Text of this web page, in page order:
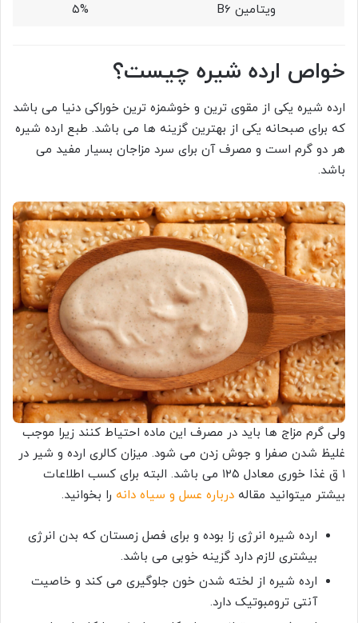
ویتامین B6
۵%
خواص ارده شیره چیست؟
ارده شیره یکی از مقوی ترین و خوشمزه ترین خوراکی دنیا می باشد
که برای صبحانه یکی از بهترین گزینه ها می باشد. طبع ارده شیره
هر دو گرم است و مصرف آن برای سرد مزاجان بسیار مفید می
باشد.
ولی گرم مزاج ها باید در مصرف این ماده احتیاط کنند زیرا موجب
غلیظ شدن صفرا و جوش زدن می شود. میزان کالری ارده و شیر در
۱ ق غذا خوری معادل ۱۲۵ می باشد. البته برای کسب اطلاعات
بیشتر میتوانید مقاله درباره عسل و سیاه دانه را بخوانید.
ارده شیره انرژی زا بوده و برای فصل زمستان که بدن انرژی
بیشتری لازم دارد گزینه خوبی می باشد.
ارده شیره از لخته شدن خون جلوگیری می کند و خاصیت
آنتی ترومبوتیک دارد.